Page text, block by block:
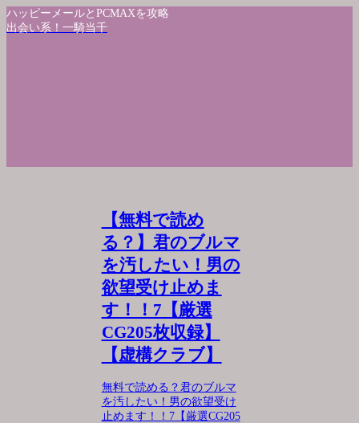
ハッピーメールとPCMAXを攻略
出会い系！一騎当千
【無料で読め
る？】君のブルマ
を汚したい！男の
欲望受け止めま
す！！7【厳選
CG205枚収録】
【虚構クラブ】
無料で読める？君のブルマ
を汚したい！男の欲望受け
止めます！！7【厳選CG205